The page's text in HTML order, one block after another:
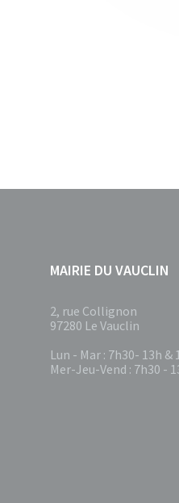
MAIRIE DU VAUCLIN
2, rue Collignon
97280 Le Vauclin
Lun - Mar : 7h30- 13h &
Mer-Jeu-Vend : 7h30 -